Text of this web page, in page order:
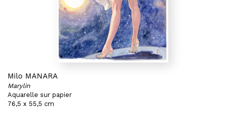
Milo MANARA
Marylin
Aquarelle sur papier
76,5 x 55,5 cm